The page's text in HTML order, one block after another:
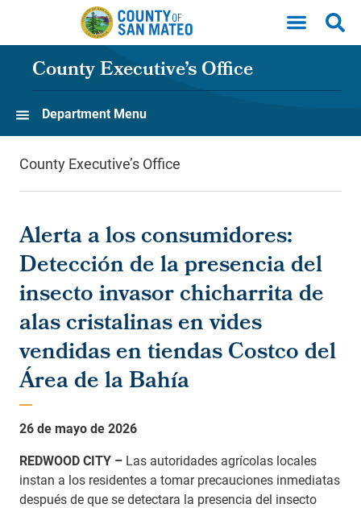
Skip to main content
County Executive’s Office
Department Menu
County Executive’s Office
Alerta a los consumidores:
Detección de la presencia del
insecto invasor chicharrita de
alas cristalinas en vides
vendidas en tiendas Costco del
Área de la Bahía
26 de mayo de 2026
REDWOOD CITY – Las autoridades agrícolas locales
instan a los residentes a tomar precauciones inmediatas
después de que se detectara la presencia del insecto